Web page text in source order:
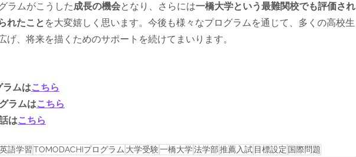
ラムがこうした成長の機会となり、さらには一橋大学という最難関校でも評価され
れたこと を大変嬉しく思います。今後も様々なプログラムを通じて、多くの高校生
げ、将来を描くためのサポートを続けてまいります。
ラムはこちら
ラムはこちら
はこちら
英語学習TOMODACHIプログラム 大学受験一橋大学法学部推薦入試 目標設定 国際問題